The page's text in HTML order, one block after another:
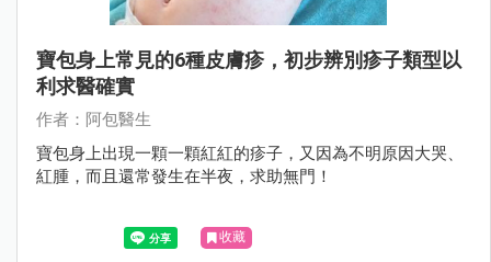
寶包身上常見的6種皮膚疹，初步辨別疹子類型以
利求醫確實
作者：阿包醫生
寶包身上出現一顆一顆紅紅的疹子，又因為不明原因大哭、
紅腫，而且還常發生在半夜，求助無門！
收藏